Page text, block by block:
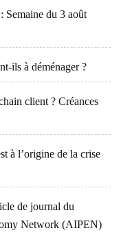
Semaine du 3 août
ils à déménager ?
client ? Créances
à l’origine de la crise
de journal du
Network (AIPEN)